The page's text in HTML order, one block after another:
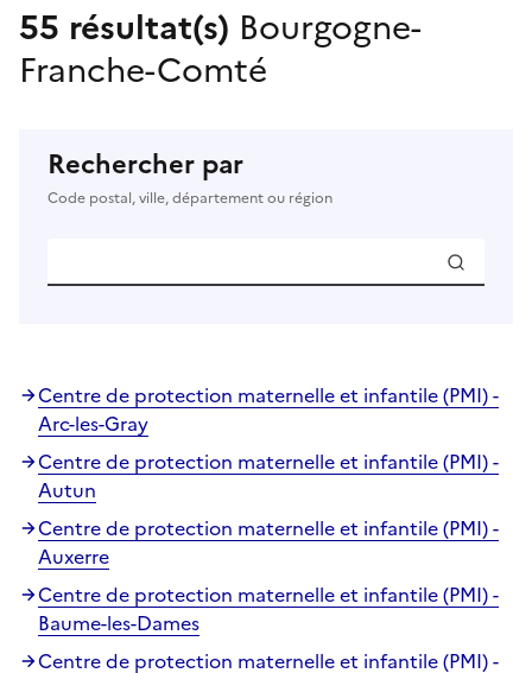
55 résultat(s) Bourgogne-
Franche-Comté
Rechercher par
Code postal, ville, département ou région
Centre de protection maternelle et infantile (PMI) -
Arc-les-Gray
Centre de protection maternelle et infantile (PMI) -
Autun
Centre de protection maternelle et infantile (PMI) -
Auxerre
Centre de protection maternelle et infantile (PMI) -
Baume-les-Dames
Centre de protection maternelle et infantile (PMI) -